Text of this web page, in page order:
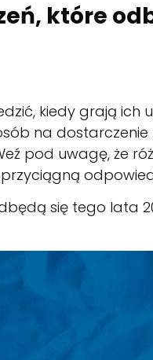
które
kiedy grają ich
na dostarczenie
pod uwagę, że
się tego lata